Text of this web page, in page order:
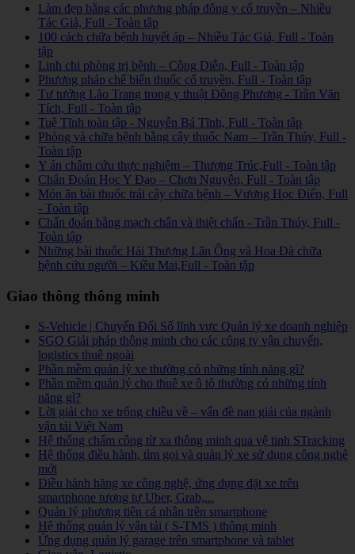
Làm đẹp bằng các phương pháp đông y cổ truyền – Nhiều
Tác Giả, Full - Toàn tập
100 cách chữa bệnh huyết áp – Nhiều Tác Giả, Full - Toàn
tập
Linh chi phòng trị bệnh – Công Diễn, Full - Toàn tập
Phương pháp chế biến thuốc cổ truyền, Full - Toàn tập
Tư tưởng Lão Trang trong y thuật Đông Phương - Trần Văn
Tích, Full - Toàn tập
Tuệ Tĩnh toàn tập - Nguyễn Bá Tĩnh, Full - Toàn tập
Phòng và chữa bệnh bằng cây thuốc Nam – Trần Thúy, Full -
Toàn tập
Y án châm cứu thực nghiệm – Thượng Trúc,Full - Toàn tập
Chẩn Đoán Học Y Đạo – Chơn Nguyên, Full - Toàn tập
Món ăn bài thuốc trái cây chữa bệnh – Vương Học Điển, Full
- Toàn tập
Chẩn đoán bằng mạch chẩn và thiệt chẩn - Trần Thúy, Full -
Toàn tập
Những bài thuốc Hải Thượng Lãn Ông và Hoa Đà chữa
bệnh cứu người – Kiều Mai,Full - Toàn tập
Giao thông thông minh
S-Vehicle | Chuyển Đổi Số lĩnh vực Quản lý xe doanh nghiệp
SGO Giải pháp thông minh cho các công ty vận chuyển,
logistics thuê ngoài
Phần mềm quản lý xe thường có những tính năng gì?
Phần mềm quản lý cho thuê xe ô tô thường có những tính
năng gì?
Lời giải cho xe trống chiều về – vấn đề nan giải của ngành
vận tải Việt Nam
Hệ thống chấm công từ xa thông minh qua vệ tinh STracking
Hệ thống điều hành, tìm gọi và quản lý xe sử dụng công nghệ
mới
Điều hành hãng xe công nghệ, ứng dụng đặt xe trên
smartphone tương tự Uber, Grab,...
Quản lý phương tiện cá nhân trên smartphone
Hệ thống quản lý vận tải ( S-TMS ) thông minh
Ứng dụng quản lý garage trên smartphone và tablet